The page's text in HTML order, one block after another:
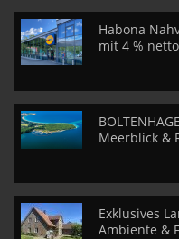
Habona
mit 4 %
Meerblick &
Exklusives
Ambiente &